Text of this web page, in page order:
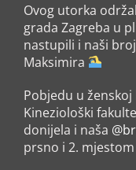
Ovog utorka
grada Zagreba u
nastupili i naši
Maksimira
Pobjedu u
Kineziološki
donijela i naša
prsno i 2.